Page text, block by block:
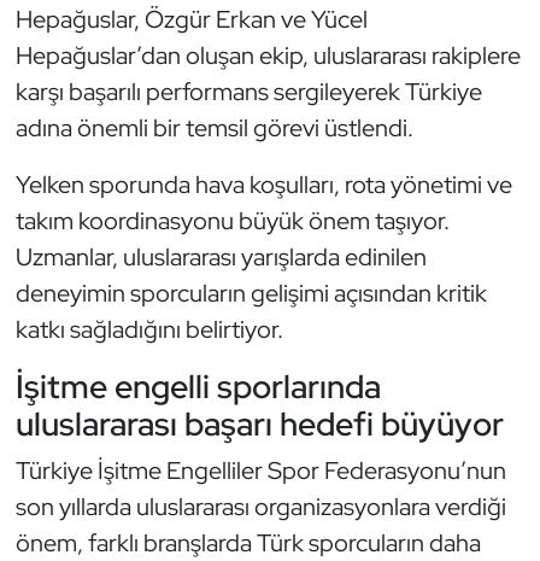
Hepağuslar, Özgür Erkan ve Yücel
Hepağuslar’dan oluşan ekip, uluslararası rakiplere
karşı başarılı performans sergileyerek Türkiye
adına önemli bir temsil görevi üstlendi.
Yelken sporunda hava koşulları, rota yönetimi ve
takım koordinasyonu büyük önem taşıyor.
Uzmanlar, uluslararası yarışlarda edinilen
deneyimin sporcuların gelişimi açısından kritik
katkı sağladığını belirtiyor.
İşitme engelli sporlarında
uluslararası başarı hedefi büyüyor
Türkiye İşitme Engelliler Spor Federasyonu’nun
son yıllarda uluslararası organizasyonlara verdiği
önem, farklı branşlarda Türk sporcuların daha
Kayak
Kempo
Kürek
Masa Tenisi
Motor Sporları
Muay Thai
Okçuluk